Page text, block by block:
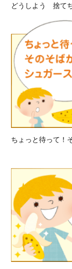
どうしよう 捨て
ちょっと待って！